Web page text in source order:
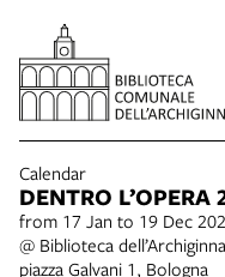
Calendar
DENTRO L’OPERA
from 17 Jan to 19 Dec
@ Biblioteca
piazza Galvani 1, Bologna